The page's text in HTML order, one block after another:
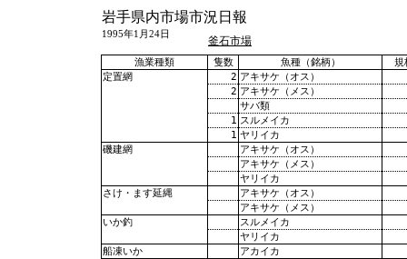
岩手県内市場市況日報
1995年1月24日
釜石市場
漁業種類 隻数 魚種（銘柄）
規
定置網
2 アキサケ（オス）
2 アキサケ（メス）
サバ類
1 スルメイカ
1 ヤリイカ
磯建網
アキサケ（オス）
アキサケ（メス）
ヤリイカ
さけ・ます延縄
アキサケ（オス）
アキサケ（メス）
いか釣
スルメイカ
ヤリイカ
船凍いか アカイカ